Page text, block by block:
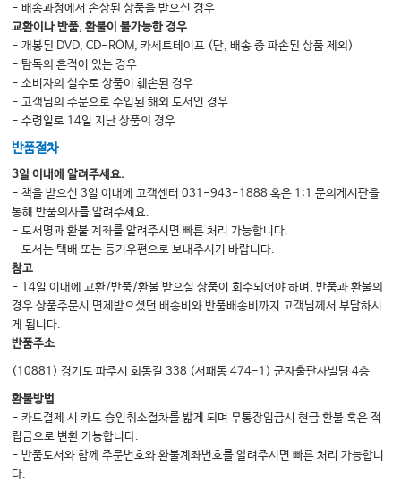
- 배송과정에서 손상된 상품을 받으신 경우
교환이나 반품, 환불이 불가능한 경우
- 개봉된 DVD, CD-ROM, 카세트테이프 (단, 배송 중 파손된 상품 제외)
- 탐독의 흔적이 있는 경우
- 소비자의 실수로 상품이 훼손된 경우
- 고객님의 주문으로 수입된 해외 도서인 경우
- 수령일로 14일 지난 상품의 경우
반품절차
3일 이내에 알려주세요.
- 책을 받으신 3일 이내에 고객센터 031-943-1888 혹은 1:1 문의게시판을
통해 반품의사를 알려주세요.
- 도서명과 환불 계좌를 알려주시면 빠른 처리 가능합니다.
- 도서는 택배 또는 등기우편으로 보내주시기 바랍니다.
참고
- 14일 이내에 교환/반품/환불 받으실 상품이 회수되어야 하며, 반품과 환불의
경우 상품주문시 면제받으셨던 배송비와 반품배송비까지 고객님께서 부담하시
게 됩니다.
반품주소
(10881) 경기도 파주시 회동길 338 (서패동 474-1) 군자출판사빌딩 4층
환불방법
- 카드결제 시 카드 승인취소절차를 밟게 되며 무통장입금시 현금 환불 혹은 적
립금으로 변환 가능합니다.
- 반품도서와 함께 주문번호와 환불계좌번호를 알려주시면 빠른 처리 가능합니
다.